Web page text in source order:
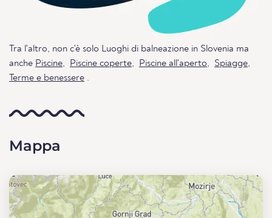
Tra l'altro, non c'è solo Luoghi di balneazione in Slovenia ma
anche Piscine, Piscine coperte, Piscine all'aperto, Spiagge,
Terme e benessere .
Mappa